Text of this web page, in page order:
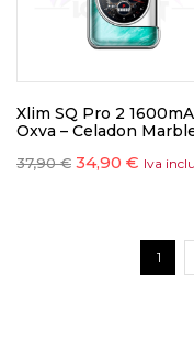
Xlim SQ Pro 2
Oxva – Celadon
37,90€ 34,90 € Iva
1